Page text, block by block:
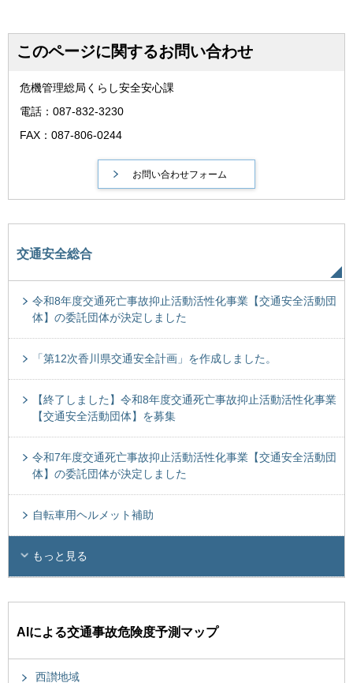
このページに関するお問い合わせ
危機管理総局くらし安全安心課
電話：087-832-3230
FAX：087-806-0244
交通安全総合
令和8年度交通死亡事故抑止活動活性化事業【交通安全活動団
体】の委託団体が決定しました
「第12次香川県交通安全計画」を作成しました。
【終了しました】令和8年度交通死亡事故抑止活動活性化事業
【交通安全活動団体】を募集
令和7年度交通死亡事故抑止活動活性化事業【交通安全活動団
体】の委託団体が決定しました
自転車用ヘルメット補助
もっと見る
AIによる交通事故危険度予測マップ
西讃地域